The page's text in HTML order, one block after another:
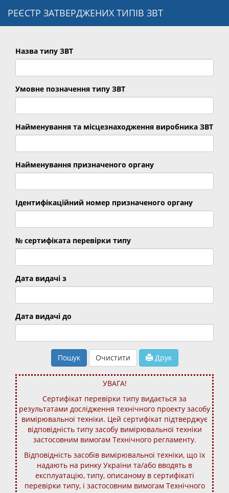
РЕЄСТР ЗАТВЕРДЖЕНИХ ТИПІВ ЗВТ
Назва типу ЗВТ
Умовне позначення типу ЗВТ
Найменування та місцезнаходження виробника ЗВТ
Найменування призначеного органу
Ідентифікаційний номер призначеного органу
№ сертифіката перевірки типу
Дата видачі з
Дата видачі до
Пошук Очистити Друк
УВАГА!
Сертифікат перевірки типу видається за
результатами дослідження технічного проекту засобу
вимірювальної техніки. Цей сертифікат підтверджує
відповідність типу засобу вимірювальної техніки
застосовним вимогам Технічного регламенту.
Відповідність засобів вимірювальної техніки, що їх
надають на ринку України та/або вводять в
експлуатацію, типу, описаному в сертифікаті
перевірки типу, і застосовним вимогам Технічного